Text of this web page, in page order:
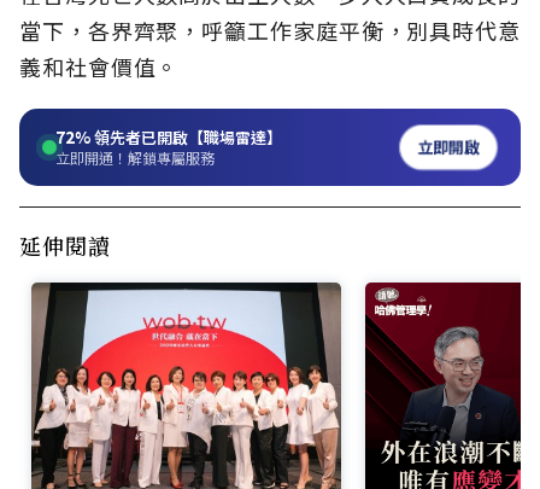
當下，各界齊聚，呼籲工作家庭平衡，別具時代意
義和社會價值。
72%領先者已開啟【職場雷達】
立即開通！解鎖專屬服務 立即開啟
延伸閱讀